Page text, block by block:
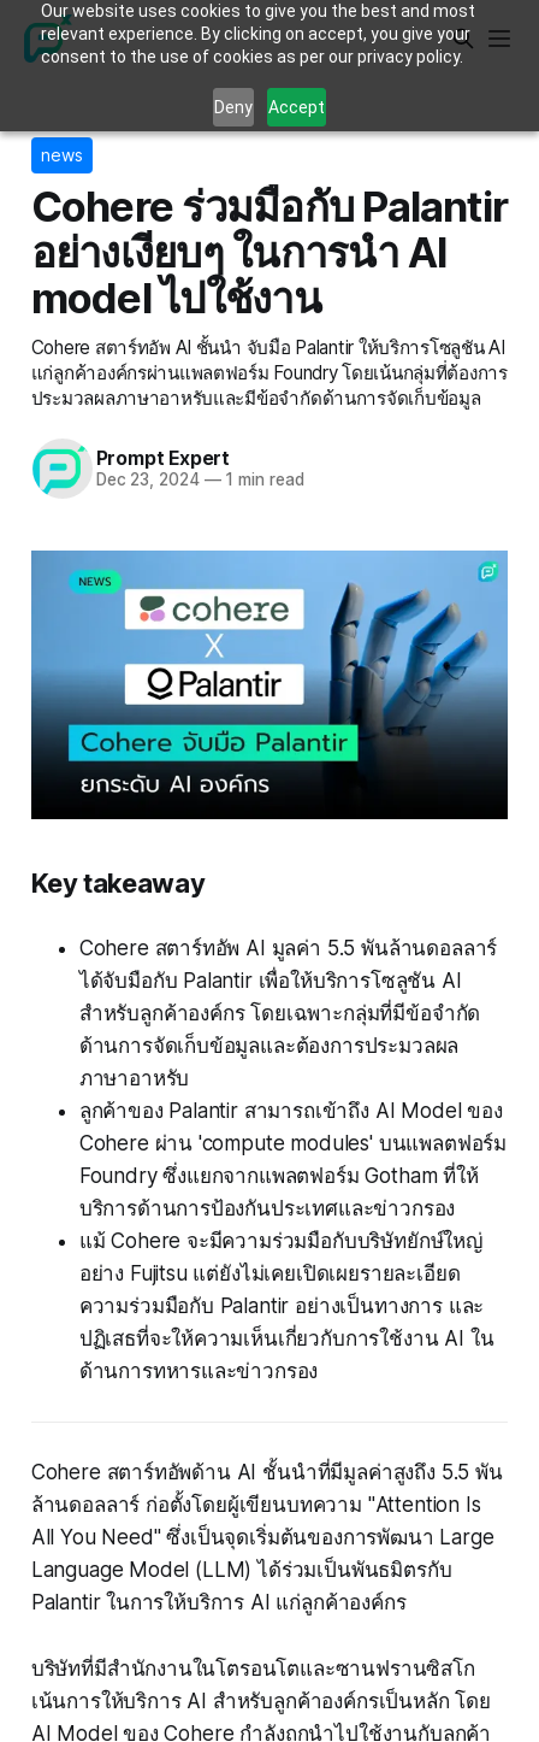
Our website uses cookies to give you the best and most
relevant experience. By clicking on accept, you give your
consent to the use of cookies as per our privacy policy.
Deny Accept
news
Cohere ร่วมมือกับ Palantir
อย่างเงียบๆ ในการนำ AI
model ไปใช้งาน
Cohere สตาร์ทอัพ AI ชั้นนำ จับมือ Palantir ให้บริการโซลูชัน AI
แก่ลูกค้าองค์กรผ่านแพลตฟอร์ม Foundry โดยเน้นกลุ่มที่ต้องการ
ประมวลผลภาษาอาหรับและมีข้อจำกัดด้านการจัดเก็บข้อมูล
Prompt Expert
Dec 23, 2024 —1 min read
Key takeaway
Cohere สตาร์ทอัพ AI มูลค่า 5.5 พันล้านดอลลาร์
ได้จับมือกับ Palantir เพื่อให้บริการโซลูชัน AI
สำหรับลูกค้าองค์กร โดยเฉพาะกลุ่มที่มีข้อจำกัด
ด้านการจัดเก็บข้อมูลและต้องการประมวลผล
ภาษาอาหรับ
ลูกค้าของ Palantir สามารถเข้าถึง AI Model ของ
Cohere ผ่าน 'compute modules' บนแพลตฟอร์ม
Foundry ซึ่งแยกจากแพลตฟอร์ม Gotham ที่ให้
บริการด้านการป้องกันประเทศและข่าวกรอง
แม้ Cohere จะมีความร่วมมือกับบริษัทยักษ์ใหญ่
อย่าง Fujitsu แต่ยังไม่เคยเปิดเผยรายละเอียด
ความร่วมมือกับ Palantir อย่างเป็นทางการ และ
ปฏิเสธที่จะให้ความเห็นเกี่ยวกับการใช้งาน AI ใน
ด้านการทหารและข่าวกรอง
Cohere สตาร์ทอัพด้าน AI ชั้นนำที่มีมูลค่าสูงถึง 5.5 พัน
ล้านดอลลาร์ ก่อตั้งโดยผู้เขียนบทความ "Attention Is
All You Need" ซึ่งเป็นจุดเริ่มต้นของการพัฒนา Large
Language Model (LLM) ได้ร่วมเป็นพันธมิตรกับ
Palantir ในการให้บริการ AI แก่ลูกค้าองค์กร
บริษัทที่มีสำนักงานในโตรอนโตและซานฟรานซิสโก
เน้นการให้บริการ AI สำหรับลูกค้าองค์กรเป็นหลัก โดย
AI Model ของ Cohere กำลังถูกนำไปใช้งานกับลูกค้า